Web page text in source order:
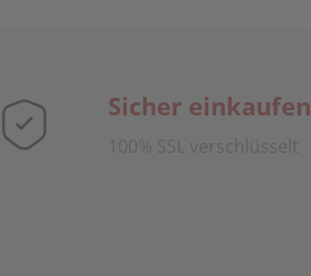
Sicher einkaufen
100% SSL verschlüsselt